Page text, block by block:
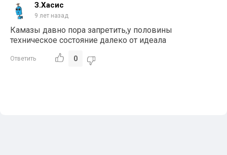
З.Хасис
9 лет назад
Камазы давно пора запретить,у половины
техническое состояние далеко от идеала
Ответить 0